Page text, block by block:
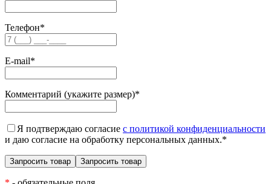
Телефон*
E-mail*
Комментарий (укажите размер)*
Я подтверждаю согласие с политикой конфиденциальности
и даю согласие на обработку персональных данных.*